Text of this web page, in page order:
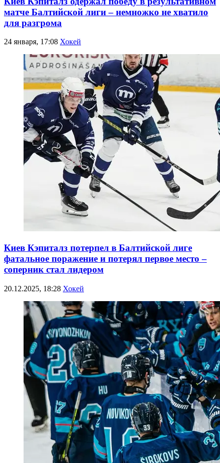
матче Балтийской лиги – немножко не хватило
для разгрома
24 января, 17:08 Хокей
Киев Кэпиталз потерпел в Балтийской лиге
фатальное поражение и потерял первое место –
соперник стал лидером
20.12.2025, 18:28 Хокей